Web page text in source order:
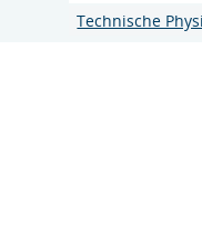
Technische